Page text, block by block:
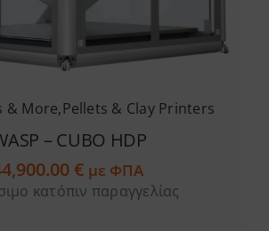
& More,Pellets & Clay Printers
– CUBO HDP
€ με ΦΠΑ
κατόπιν παραγγελίας